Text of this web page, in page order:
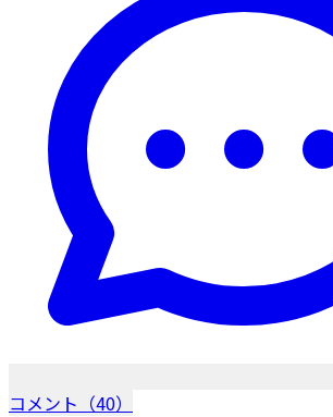
コメント（40）